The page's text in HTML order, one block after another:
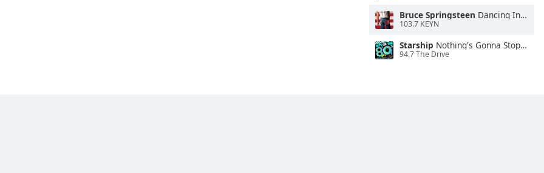
Bruce Springsteen Dancing In the Dark
103.7 KEYN
Starship Nothing's Gonna Stop Us Now
94.7 The Drive